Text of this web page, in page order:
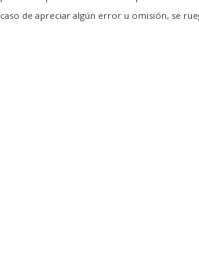
caso de apreciar algún error u omisión, se